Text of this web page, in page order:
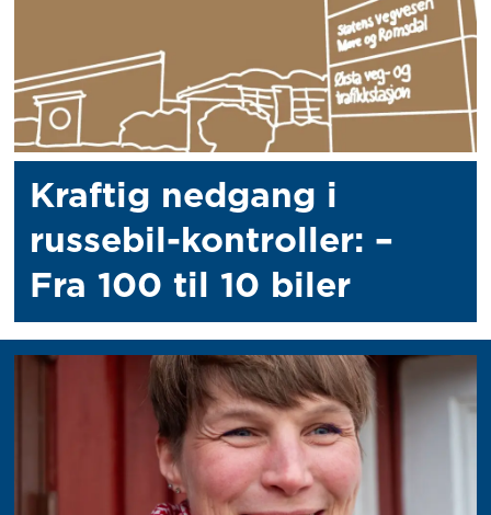
Kraftig nedgang i
russebil-kontroller: –
Fra 100 til 10 biler